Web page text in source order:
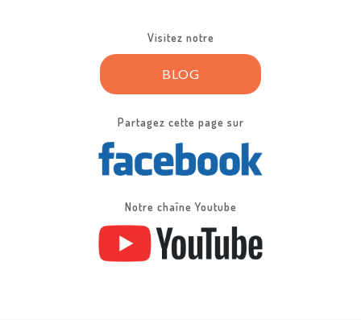
Visitez notre
BLOG
Partagez cette page sur
Notre chaîne Youtube